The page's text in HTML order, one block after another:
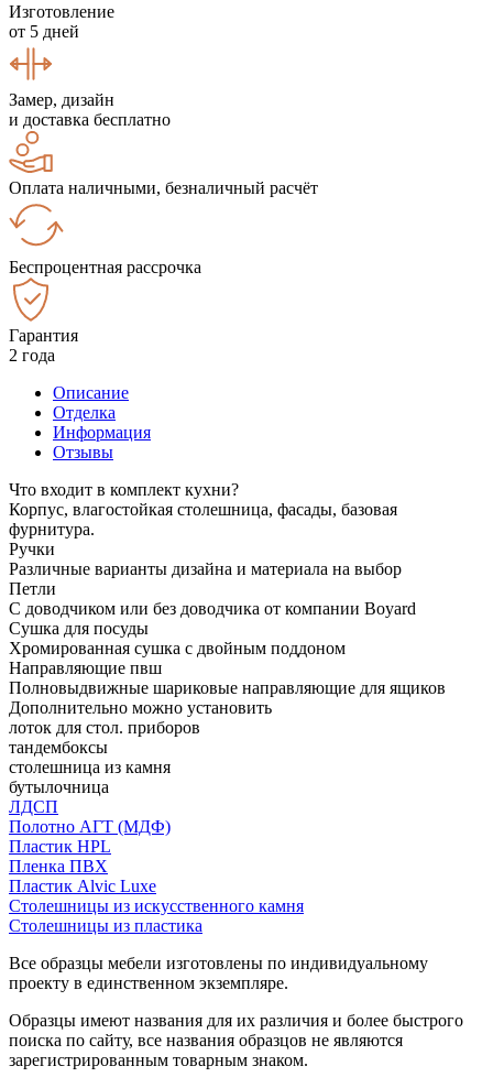
Изготовление
от 5 дней
Замер, дизайн
и доставка бесплатно
Оплата наличными, безналичный расчёт
Беспроцентная рассрочка
Гарантия
2 года
Описание
Отделка
Информация
Отзывы
Что входит в комплект кухни?
Корпус, влагостойкая столешница, фасады, базовая
фурнитура.
Ручки
Различные варианты дизайна и материала на выбор
Петли
С доводчиком или без доводчика от компании Boyard
Сушка для посуды
Хромированная сушка с двойным поддоном
Направляющие пвш
Полновыдвижные шариковые направляющие для ящиков
Дополнительно можно установить
лоток для стол. приборов
тандембоксы
столешница из камня
бутылочница
ЛДСП
Полотно АГТ (МДФ)
Пластик HPL
Пленка ПВХ
Пластик Alvic Luxe
Столешницы из искусственного камня
Столешницы из пластика
Все образцы мебели изготовлены по индивидуальному
проекту в единственном экземпляре.
Образцы имеют названия для их различия и более быстрого
поиска по сайту, все названия образцов не являются
зарегистрированным товарным знаком.